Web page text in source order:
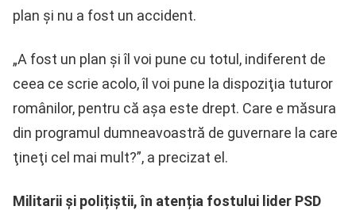
plan şi nu a fost un accident.
„A fost un plan şi îl voi pune cu totul, indiferent de
ceea ce scrie acolo, îl voi pune la dispoziţia tuturor
românilor, pentru că aşa este drept. Care e măsura
din programul dumneavoastră de guvernare la care
ţineţi cel mai mult?”, a precizat el.
Militarii și polițiștii, în atenția fostului lider PSD